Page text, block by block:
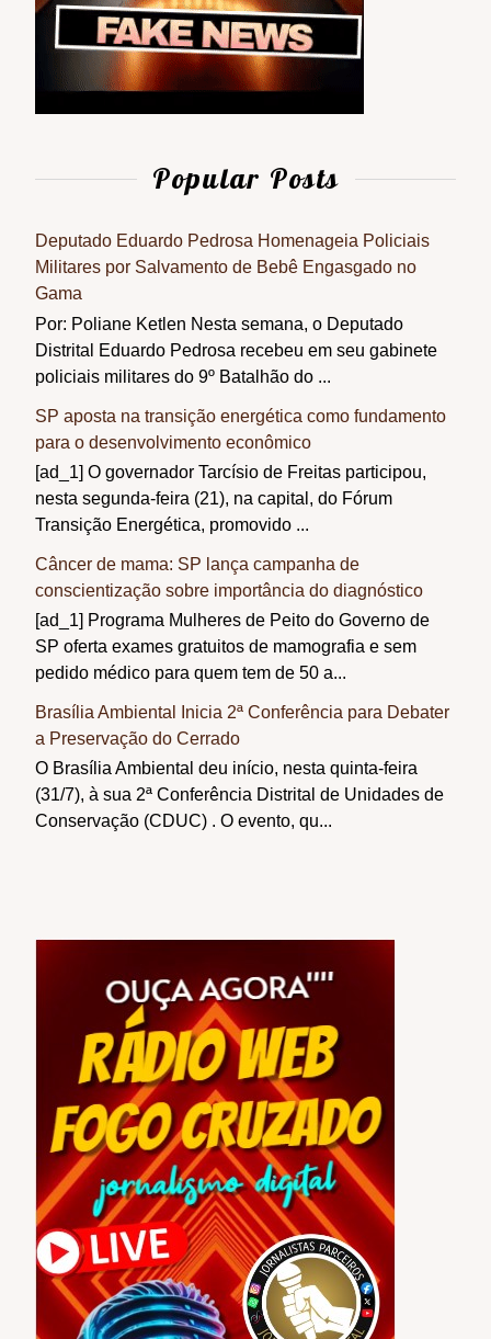
Popular Posts
Deputado Eduardo Pedrosa Homenageia Policiais
Militares por Salvamento de Bebê Engasgado no
Gama
Por: Poliane Ketlen Nesta semana, o Deputado
Distrital Eduardo Pedrosa recebeu em seu gabinete
policiais militares do 9º Batalhão do ...
SP aposta na transição energética como fundamento
para o desenvolvimento econômico
[ad_1] O governador Tarcísio de Freitas participou,
nesta segunda-feira (21), na capital, do Fórum
Transição Energética, promovido ...
Câncer de mama: SP lança campanha de
conscientização sobre importância do diagnóstico
[ad_1] Programa Mulheres de Peito do Governo de
SP oferta exames gratuitos de mamografia e sem
pedido médico para quem tem de 50 a...
Brasília Ambiental Inicia 2ª Conferência para Debater
a Preservação do Cerrado
O Brasília Ambiental deu início, nesta quinta-feira
(31/7), à sua 2ª Conferência Distrital de Unidades de
Conservação (CDUC) . O evento, qu...